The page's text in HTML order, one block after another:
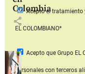
Colombia
share
Aceptoel tratamiento
EL COLOMBIANO*
Acepto que Grupo EL
personales con terceros